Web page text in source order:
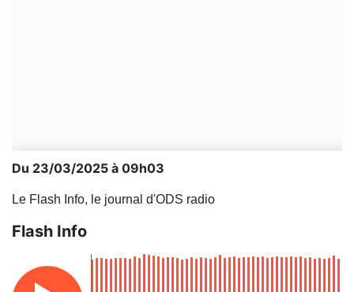
Du 23/03/2025 à 09h03
Le Flash Info, le journal d'ODS radio
Flash Info